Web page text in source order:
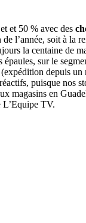
et 50 % avec des
l’année, soit à la
la centaine de
sur le
depuis
puisque nos
magasins en
L’Equipe TV.